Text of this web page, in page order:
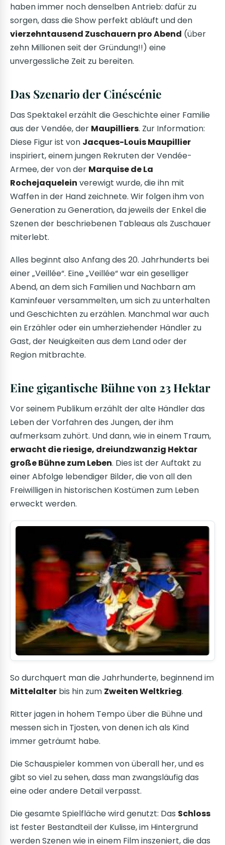
haben immer noch denselben Antrieb: dafür zu
sorgen, dass die Show perfekt abläuft und den
vierzehntausend Zuschauern pro Abend (über
zehn Millionen seit der Gründung!!) eine
unvergessliche Zeit zu bereiten.
Das Szenario der Cinéscénie
Das Spektakel erzählt die Geschichte einer Familie
aus der Vendée, der Maupilliers. Zur Information:
Diese Figur ist von Jacques-Louis Maupillier
inspiriert, einem jungen Rekruten der Vendée-
Armee, der von der Marquise de La
Rochejaquelein verewigt wurde, die ihn mit
Waffen in der Hand zeichnete. Wir folgen ihm von
Generation zu Generation, da jeweils der Enkel die
Szenen der beschriebenen Tableaus als Zuschauer
miterlebt.
Alles beginnt also Anfang des 20. Jahrhunderts bei
einer „Veillée“. Eine „Veillée“ war ein geselliger
Abend, an dem sich Familien und Nachbarn am
Kaminfeuer versammelten, um sich zu unterhalten
und Geschichten zu erzählen. Manchmal war auch
ein Erzähler oder ein umherziehender Händler zu
Gast, der Neuigkeiten aus dem Land oder der
Region mitbrachte.
Eine gigantische Bühne von 23 Hektar
Vor seinem Publikum erzählt der alte Händler das
Leben der Vorfahren des Jungen, der ihm
aufmerksam zuhört. Und dann, wie in einem Traum,
erwacht die riesige, dreiundzwanzig Hektar
große Bühne zum Leben. Dies ist der Auftakt zu
einer Abfolge lebendiger Bilder, die von all den
Freiwilligen in historischen Kostümen zum Leben
erweckt werden.
So durchquert man die Jahrhunderte, beginnend im
Mittelalter bis hin zum Zweiten Weltkrieg.
Ritter jagen in hohem Tempo über die Bühne und
messen sich in Tjosten, von denen ich als Kind
immer geträumt habe.
Die Schauspieler kommen von überall her, und es
gibt so viel zu sehen, dass man zwangsläufig das
eine oder andere Detail verpasst.
Die gesamte Spielfläche wird genutzt: Das Schloss
ist fester Bestandteil der Kulisse, im Hintergrund
werden Szenen wie in einem Film inszeniert, die das